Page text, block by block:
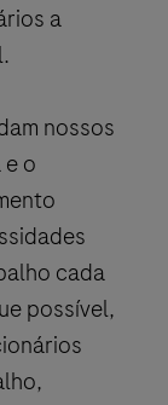
a
nossos
o
cada
possível,